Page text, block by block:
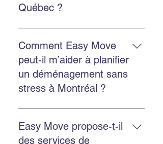
Québec ?
Oui. Easy Move intervient partout
au Québec, y compris Montréal,
Châteauguay et plusieurs autres
régions.
Comment Easy Move
peut-il m’aider à planifier
un déménagement sans
stress à Montréal ?
Planifiez à l’avance, obtenez une
soumission gratuite, choisissez
une équipe ponctuelle et utilisez
Easy Move propose-t-il
des services de